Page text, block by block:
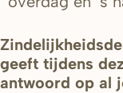
geeft tijdens
antwoord op al